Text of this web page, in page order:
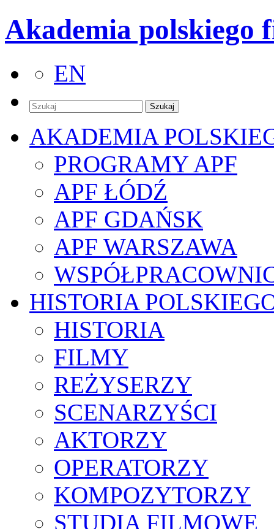
Akademia polskiego
EN
AKADEMIA
PROGRAMY APF
APF ŁÓDŹ
APF GDAŃSK
APF WARSZAWA
HISTORIA
HISTORIA
FILMY
REŻYSERZY
SCENARZYŚCI
AKTORZY
OPERATORZY
KOMPOZYTORZY
STUDIA FILMOWE